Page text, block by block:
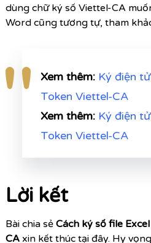
dùng chữ ký số Viettel-CA
Word cũng tương tự, tham
Xem thêm: Ký điện
Token Viettel-CA
Xem thêm: Ký điện
Token Viettel-CA
Lời kết
Bài chia sẻ Cách ký số file
CA xin kết thúc tại đây. Hy